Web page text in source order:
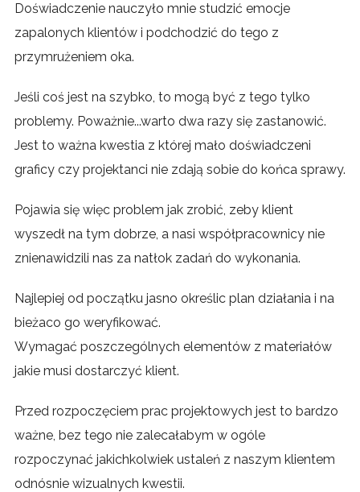
Doświadczenie nauczyło mnie studzić emocje
zapalonych klientów i podchodzić do tego z
przymrużeniem oka.
Jeśli coś jest na szybko, to mogą być z tego tylko
problemy. Poważnie...warto dwa razy się zastanowić.
Jest to ważna kwestia z której mało doświadczeni
graficy czy projektanci nie zdają sobie do końca sprawy.
Pojawia się więc problem jak zrobić, zeby klient
wyszedł na tym dobrze, a nasi współpracownicy nie
znienawidzili nas za natłok zadań do wykonania.
Najlepiej od początku jasno określic plan działania i na
bieżaco go weryfikować.
Wymagać poszczególnych elementów z materiałów
jakie musi dostarczyć klient.
Przed rozpoczęciem prac projektowych jest to bardzo
ważne, bez tego nie zalecałabym w ogóle
rozpoczynać jakichkolwiek ustaleń z naszym klientem
odnósnie wizualnych kwestii.